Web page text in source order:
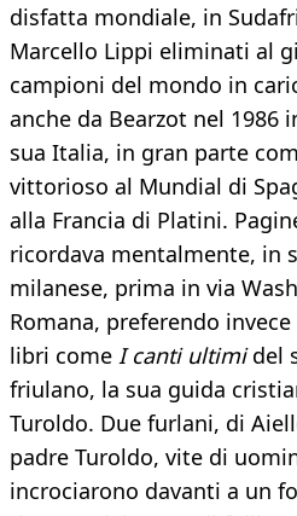
disfatta mondiale, in
Marcello Lippi eliminati al
campioni del mondo in
anche da Bearzot nel 1986
sua Italia, in gran parte
vittorioso al Mundial di
alla Francia di Platini.
ricordava mentalmente, in
milanese, prima in via
Romana, preferendo
libri come I canti ultimidel
friulano, la sua guida
Turoldo. Due furlani, di
padre Turoldo, vite di
incrociarono davanti a un